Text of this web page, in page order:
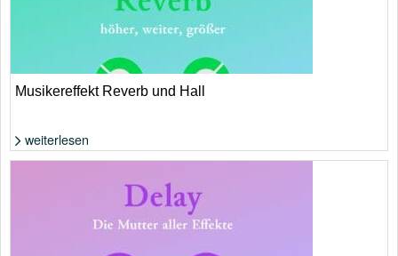
Musikereffekt Reverb und Hall
weiterlesen